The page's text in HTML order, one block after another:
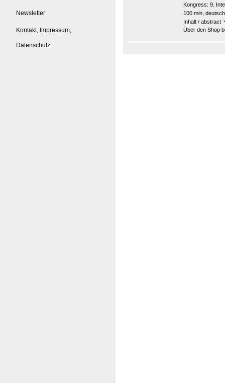
Newsletter
Kontakt, Impressum,
Datenschutz
Kongress: 9.
100 min, deutsch
Inhalt / abstract
Über den Shop